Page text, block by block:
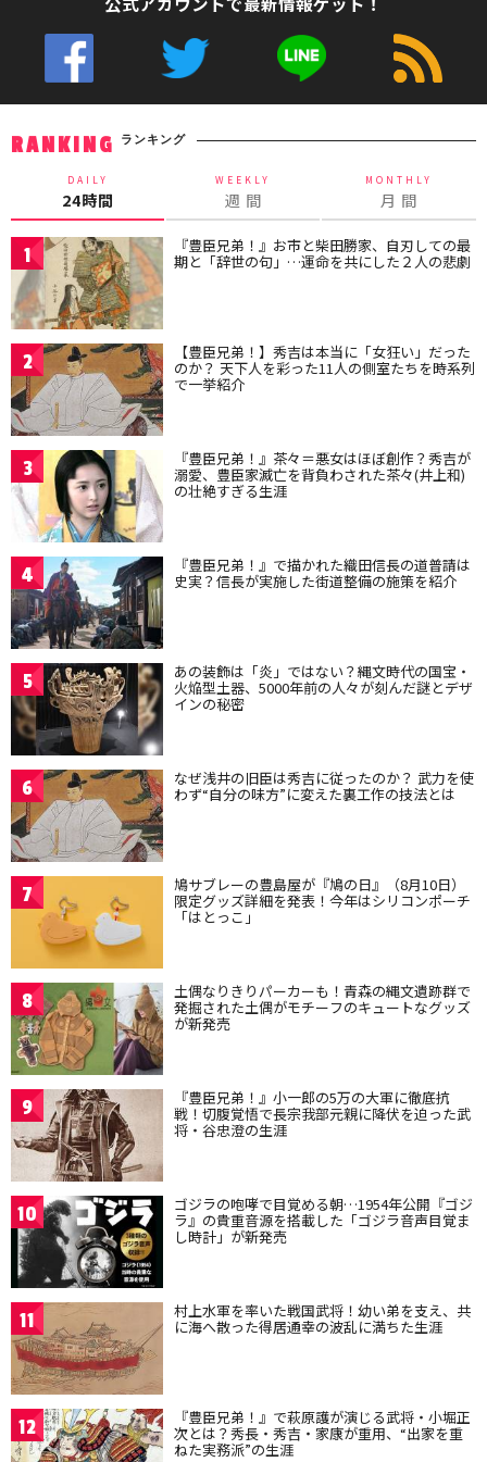
RANKING ランキング
DAILY
24時間
WEEKLY
週 間
MONTHLY
月 間
1 『豊臣兄弟！』お市と柴田勝家、自刃しての最
期と「辞世の句」…運命を共にした２人の悲劇
2 【豊臣兄弟！】秀吉は本当に「女狂い」だった
のか？ 天下人を彩った11人の側室たちを時系列
で一挙紹介
3 『豊臣兄弟！』茶々＝悪女はほぼ創作？秀吉が
溺愛、豊臣家滅亡を背負わされた茶々(井上和)
の壮絶すぎる生涯
4 『豊臣兄弟！』で描かれた織田信長の道普請は
史実？信長が実施した街道整備の施策を紹介
5 あの装飾は「炎」ではない？縄文時代の国宝・
火焔型土器、5000年前の人々が刻んだ謎とデザ
インの秘密
6 なぜ浅井の旧臣は秀吉に従ったのか？ 武力を使
わず“自分の味方”に変えた裏工作の技法とは
7 鳩サブレーの豊島屋が『鳩の日』（8月10日）
限定グッズ詳細を発表！今年はシリコンポーチ
「はとっこ」
8 土偶なりきりパーカーも！青森の縄文遺跡群で
発掘された土偶がモチーフのキュートなグッズ
が新発売
9 『豊臣兄弟！』小一郎の5万の大軍に徹底抗
戦！切腹覚悟で長宗我部元親に降伏を迫った武
将・谷忠澄の生涯
10 ゴジラの咆哮で目覚める朝…1954年公開『ゴジ
ラ』の貴重音源を搭載した「ゴジラ音声目覚ま
し時計」が新発売
11 村上水軍を率いた戦国武将！幼い弟を支え、共
に海へ散った得居通幸の波乱に満ちた生涯
12 『豊臣兄弟！』で萩原護が演じる武将・小堀正
次とは？秀長・秀吉・家康が重用、“出家を重
ねた実務派”の生涯